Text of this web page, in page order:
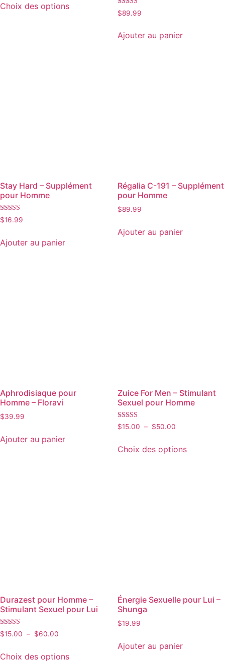
Choix des options
Note
5.00
$89.99
Ajouter au panier
Stay Hard – Supplément
pour Homme
Note
4.50
$16.99
Ajouter au panier
Régalia C-191 – Supplément
pour Homme
$89.99
Ajouter au panier
Aphrodisiaque pour
Homme – Floravi
$39.99
Ajouter au panier
Zuice For Men – Stimulant
Sexuel pour Homme
Note
5.00
$15.00 – $50.00
Choix des options
Durazest pour Homme –
Stimulant Sexuel pour Lui
Note
4.11
$15.00 – $60.00
Choix des options
Énergie Sexuelle pour Lui –
Shunga
$19.99
Ajouter au panier